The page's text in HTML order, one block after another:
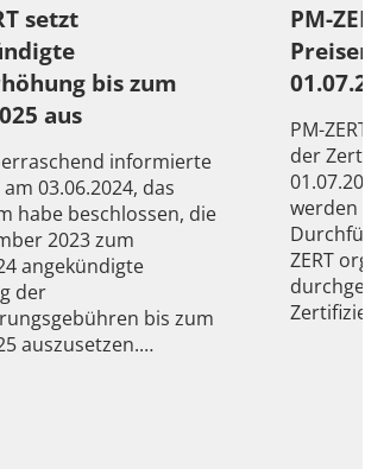
setzt
bis zum
aus
informierte
am 03.06.2024, das
habe beschlossen, die
2023 zum
angekündigte
der
bis zum
auszusetzen.…
PM-
PM-
der
werden
ZERT